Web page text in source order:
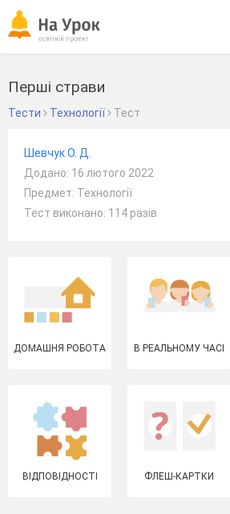
Перші страви
Тести Технології Тест
Шевчук О. Д.
Додано: 16 лютого 2022
Предмет: Технології
Тест виконано: 114 разів
ДОМАШНЯ РОБОТА В РЕАЛЬНОМУ ЧАСІ
ВІДПОВІДНОСТІ ФЛЕШ-КАРТКИ